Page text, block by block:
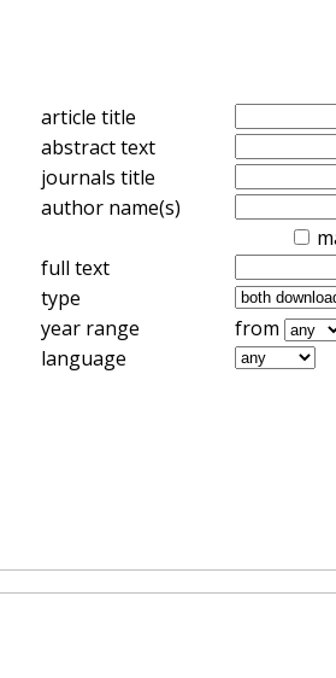
article title
abstract text
journals title
author name(s)
full text
type
year range
from
language